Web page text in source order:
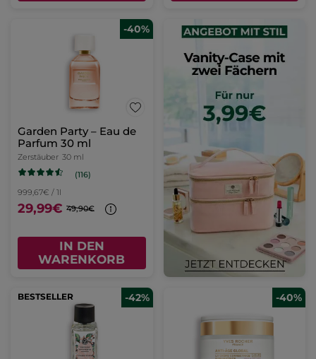
-40%
Garden Party – Eau de
Parfum 30 ml
Zerstäuber 30 ml
(116)
999,67€ / 1l
29,99€ 49,90€
IN DEN
WARENKORB
BESTSELLER -42% -40%